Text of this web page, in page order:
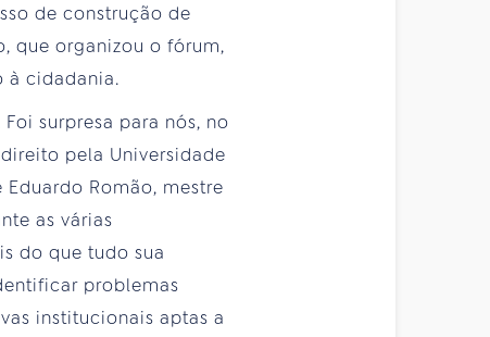
de construção de
que organizou o fórum,
à cidadania.
surpresa para nós, no
pela Universidade
Eduardo Romão, mestre
as várias
do que tudo sua
problemas
institucionais aptas a